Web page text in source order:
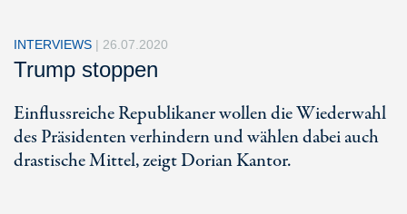
INTERVIEWS | 26.07.2020
Trump stoppen
Einflussreiche Republikaner wollen die Wiederwahl
des Präsidenten verhindern und wählen dabei auch
drastische Mittel, zeigt Dorian Kantor.